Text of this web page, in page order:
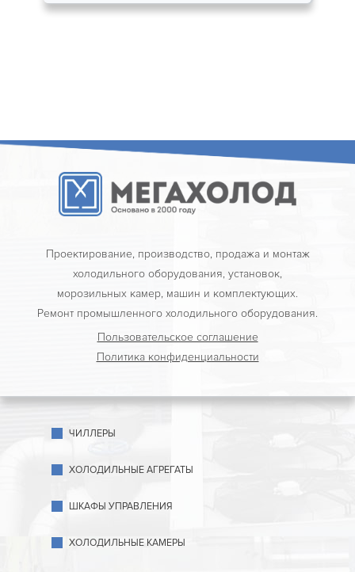
Проектирование, производство, продажа и монтаж
холодильного оборудования, установок,
морозильных камер, машин и комплектующих.
Ремонт промышленного холодильного оборудования.
Пользовательское соглашение
Политика конфиденциальности
ЧИЛЛЕРЫ
ХОЛОДИЛЬНЫЕ АГРЕГАТЫ
ШКАФЫ УПРАВЛЕНИЯ
ХОЛОДИЛЬНЫЕ КАМЕРЫ